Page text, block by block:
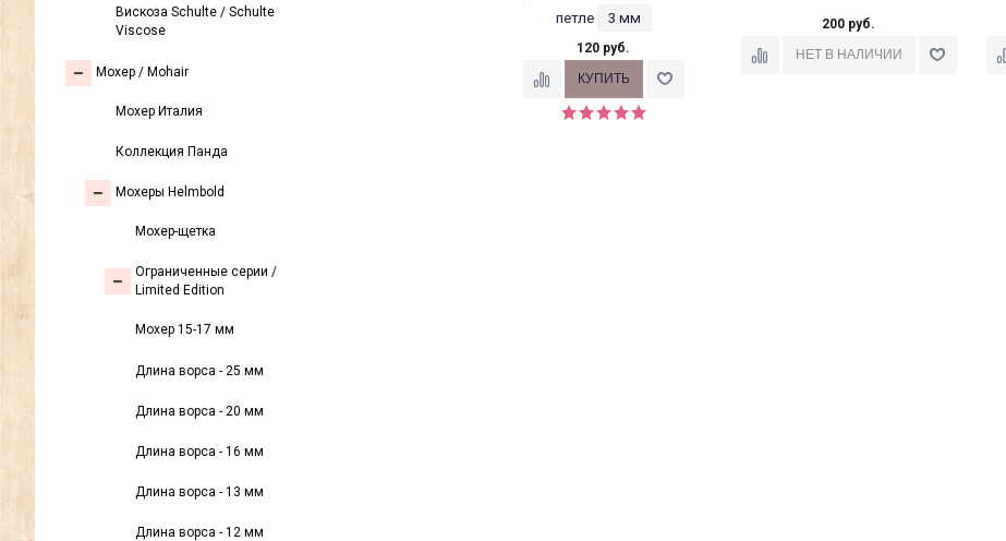
Вискоза Sсhulte / Schulte
Viscose
Моxер / Mohair
Мохер Италия
Коллекция Панда
Мохеры Helmbold
Мохер-щетка
Ограниченные серии /
Limited Edition
Мохер 15-17 мм
Длина ворса - 25 мм
Длина ворса - 20 мм
Длина ворса - 16 мм
Длина ворса - 13 мм
Длина ворса - 12 мм
петле
3 мм
120 руб.
200 руб.